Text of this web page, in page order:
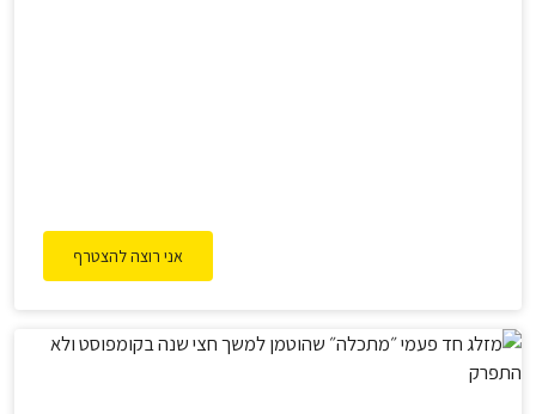
אני רוצה להצטרף